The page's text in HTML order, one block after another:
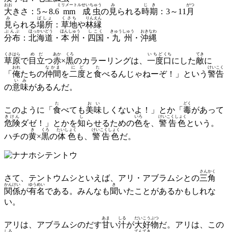
大
おお
きさ：5～8.6 mm
ミリメートル
成虫
せいちゅう
の見
み
られる時期
じき
：3～11 月
がつ
見
み
られる場所
ばしょ
： 草地
くさち
や林縁
りんえん
分布
ぶんぷ
： 北海道
ほっかいどう
・ 本州
ほんしゅう
・ 四国
しこく
・ 九州
きゅうしゅう
・ 沖縄
おきなわ
草原
くさはら
で目立
めだ
つ赤
あか
×黒
くろ
のカラーリングは、 一度
いちど
口
くち
にした敵
てき
に
「 俺
おれ
たちの仲間
なかま
を二度
にど
と食
た
べるんじゃねーぞ！」という 警告
けいこく
の意味
いみ
があるんだ。
このように「 食
た
べても美味
おい
しくないよ！」とか「 毒
どく
があって
危険
きけん
ダゼ！」とかを知
し
らせるための色
いろ
を、 警告色
けいこくしょく
という。
ハチの黄
き
×黒
くろ
の体色
たいしょく
も、 警告色
けいこくしょく
だ。
さて、テントウムシといえば、アリ・アブラムシとの三角
さんかく
関係
かんけい
が有名
ゆうめい
である。みんなも聞
き
いたことがあるかもしれな
い。
アリは、アブラムシのだす甘
あま
い汁
しる
が大好物
だいこうぶつ
だ。アリは、この